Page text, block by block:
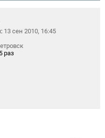
13 сен 2010, 16:45
5 раз